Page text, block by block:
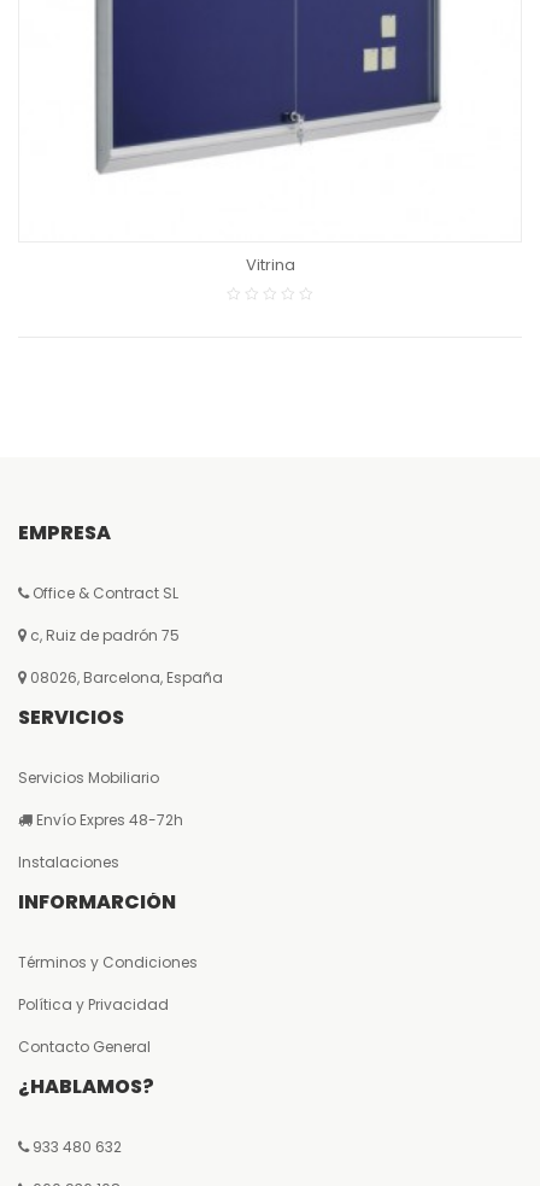
Vitrina
EMPRESA
Office & Contract SL
c, Ruiz de padrón 75
08026, Barcelona, España
SERVICIOS
Servicios Mobiliario
Envío Expres 48-72h
Instalaciones
INFORMARCIÓN
Términos y Condiciones
Política y Privacidad
Contacto General
¿HABLAMOS?
933 480 632